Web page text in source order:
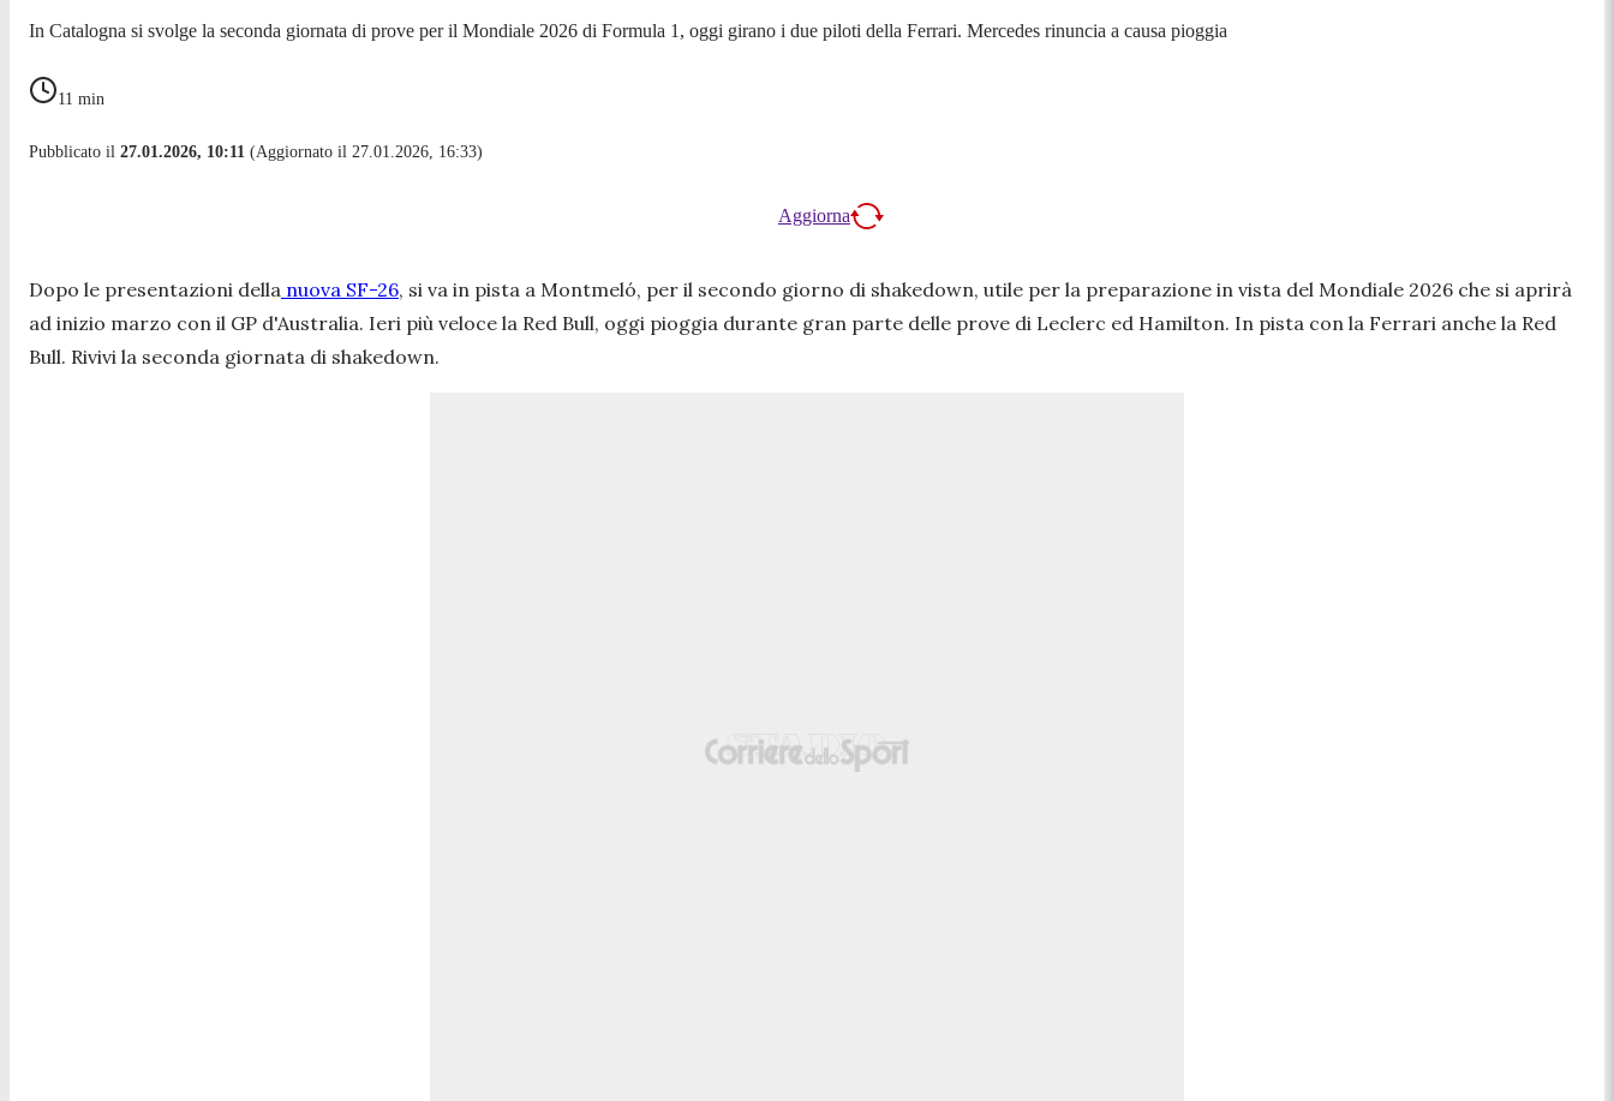
In Catalogna si svolge la seconda giornata di prove per il Mondiale 2026 di Formula 1, oggi girano i due piloti della Ferrari. Mercedes rinuncia a causa pioggia
11 min
Pubblicato il 27.01.2026, 10:11 (Aggiornato il 27.01.2026, 16:33)
Aggiorna
Dopo le presentazioni della nuova SF-26, si va in pista a Montmeló, per il secondo giorno di shakedown, utile per la preparazione in vista del Mondiale 2026 che si aprirà
ad inizio marzo con il GP d'Australia. Ieri più veloce la Red Bull, oggi pioggia durante gran parte delle prove di Leclerc ed Hamilton. In pista con la Ferrari anche la Red
Bull. Rivivi la seconda giornata di shakedown.